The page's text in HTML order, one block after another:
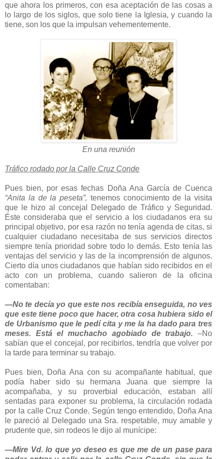
que ahora los primeros, con esa aceptación de las cosas a
lo largo de los siglos, que solo tiene la Iglesia, y cuando la
tiene, son los que la impulsan vehementemente.
En una reunión
Tráfico rodado por la Calle Cruz Conde
Pues bien, por esas fechas Doña Ana García de Cuenca
“Anita la de la peseta”, tenemos conocimiento de la visita
que le hizo al concejal Delegado de Tráfico y Seguridad.
Éste consideraba que el servicio a los ciudadanos era su
principal objetivo, por esa razón no tenía agenda de citas, si
cualquier ciudadano necesitaba de sus servicios directos
siempre tenía prioridad sobre todo lo demás. Esto tenía las
ventajas del servicio y las de la incomprensión de algunos.
Cierto día unos ciudadanos que habían sido recibidos en el
acto con un problema, cuando salieron de la oficina
comentaban:
—No te decía yo que este nos recibía enseguida, no ves
que este tiene poco que hacer, otra cosa hubiera sido el
de Urbanismo que le pedí cita y me la ha dado para tres
meses. Está el muchacho agobiado de trabajo. –No
sabían que el concejal, por recibirlos, tendría que volver por
la tarde para terminar su trabajo.
Pues bien, Doña Ana con su acompañante habitual, que
podía haber sido su hermana Juana que siempre la
acompañaba, y su proverbial educación, estaban allí
sentadas para exponer su problema, la circulación rodada
por la calle Cruz Conde. Según tengo entendido, Doña Ana
le pareció al Delegado una Sra. respetable, muy amable y
prudente que, sin rodeos le dijo al munícipe:
—Mire Vd. lo que yo deseo es que me de un pase para